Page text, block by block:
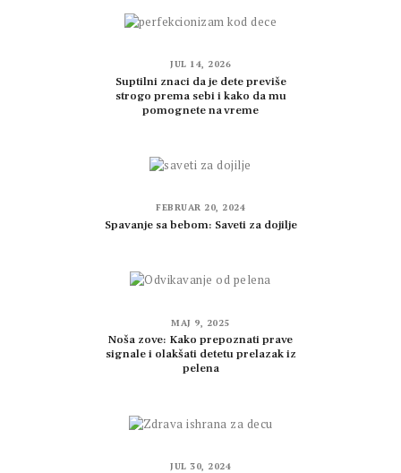
JUL 14, 2026
Suptilni znaci da je dete previše
strogo prema sebi i kako da mu
pomognete na vreme
FEBRUAR 20, 2024
Spavanje sa bebom: Saveti za dojilje
MAJ 9, 2025
Noša zove: Kako prepoznati prave
signale i olakšati detetu prelazak iz
pelena
JUL 30, 2024